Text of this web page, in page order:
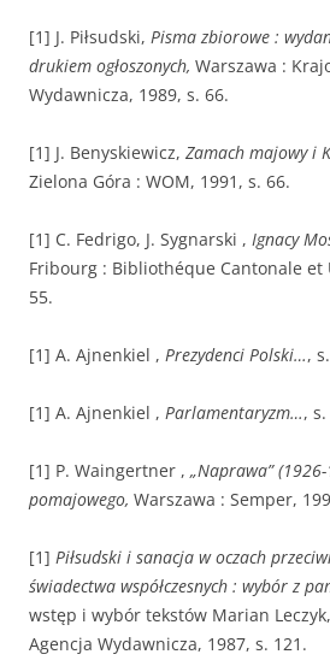
[1] J. Piłsudski, Pisma zbiorowe :
drukiem ogłoszonych, Warszawa :
Wydawnicza, 1989, s. 66.
[1] J. Benyskiewicz, Zamach majowy i
Zielona Góra : WOM, 1991, s. 66.
[1] C. Fedrigo, J. Sygnarski , Ignacy
Fribourg : Bibliothéque Cantonale et
55.
[1] A. Ajnenkiel , Prezydenci Polski…,
[1] A. Ajnenkiel , Parlamentaryzm…,
[1] P. Waingertner , „Naprawa”
pomajowego, Warszawa : Semper,
[1] Piłsudski i sanacja w oczach
świadectwa współczesnych : wybór z
wstęp i wybór tekstów Marian
Agencja Wydawnicza, 1987, s. 121.